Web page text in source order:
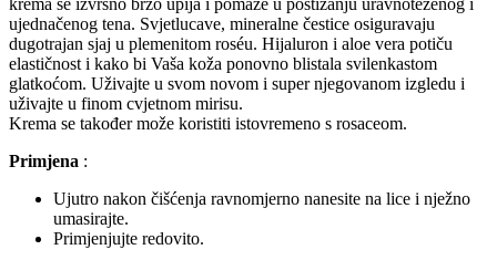
ujednačenog tena. Svjetlucave, mineralne čestice osiguravaju
dugotrajan sjaj u plemenitom roséu. Hijaluron i aloe vera potiču
elastičnost i kako bi Vaša koža ponovno blistala svilenkastom
glatkoćom. Uživajte u svom novom i super njegovanom izgledu i
uživajte u finom cvjetnom mirisu.
Krema se također može koristiti istovremeno s rosaceom.
Primjena :
Ujutro nakon čišćenja ravnomjerno nanesite na lice i nježno
umasirajte.
Primjenjujte redovito.